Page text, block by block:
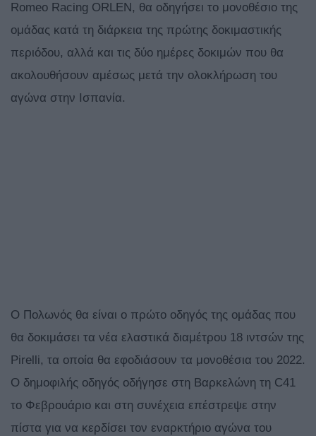
Romeo Racing ORLEN, θα οδηγήσει το μονοθέσιο της
ομάδας κατά τη διάρκεια της πρώτης δοκιμαστικής
περιόδου, αλλά και τις δύο ημέρες δοκιμών που θα
ακολουθήσουν αμέσως μετά την ολοκλήρωση του
αγώνα στην Ισπανία.
Ο Πολωνός θα είναι ο πρώτο οδηγός της ομάδας που
θα δοκιμάσει τα νέα ελαστικά διαμέτρου 18 ιντσών της
Pirelli, τα οποία θα εφοδιάσουν τα μονοθέσια του 2022.
Ο δημοφιλής οδηγός οδήγησε στη Βαρκελώνη τη C41
το Φεβρουάριο και στη συνέχεια επέστρεψε στην
πίστα για να κερδίσει τον εναρκτήριο αγώνα του